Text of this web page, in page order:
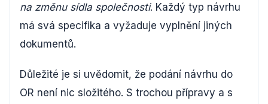
na změnu sídla společnosti. Každý typ návrhu
má svá specifika a vyžaduje vyplnění jiných
dokumentů.
Důležité je si uvědomit, že podání návrhu do
OR není nic složitého. S trochou přípravy a s